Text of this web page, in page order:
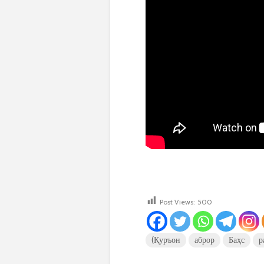
Post Views: 500
(Қуръон аброр Баҳс